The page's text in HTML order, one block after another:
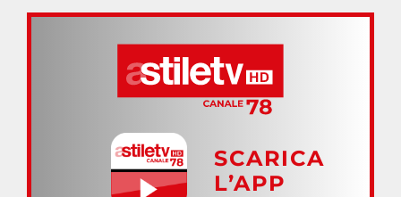
SCARICA
L’APP